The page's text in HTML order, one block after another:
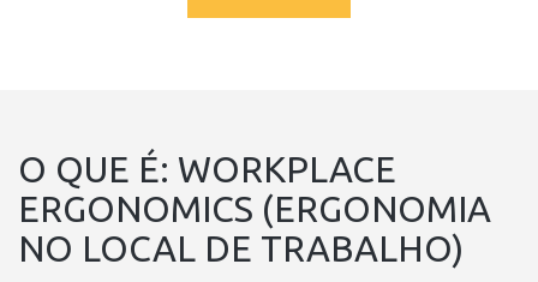
O QUE É: WORKPLACE
ERGONOMICS (ERGONOMIA
NO LOCAL DE TRABALHO)